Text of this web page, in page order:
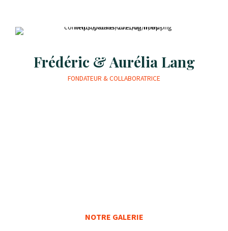
Frédéric & Aurélia Lang
FONDATEUR & COLLABORATRICE
NOTRE GALERIE